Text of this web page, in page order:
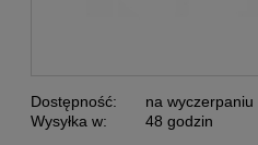
Dostępność:
na wyczerpaniu
Wysyłka w:
48 godzin